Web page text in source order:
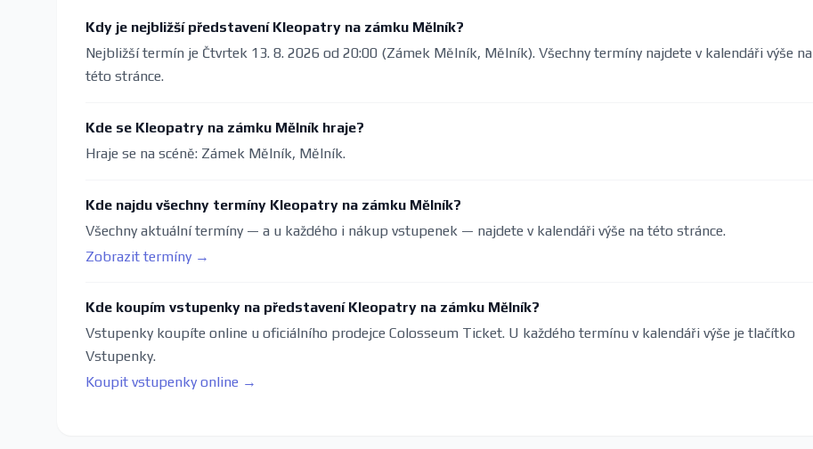
Kdy je nejbližší představení Kleopatry na zámku Mělník?
Nejbližší termín je Čtvrtek 13. 8. 2026 od 20:00 (Zámek Mělník, Mělník). Všechny termíny najdete v kalendáři výše na
této stránce.
Kde se Kleopatry na zámku Mělník hraje?
Hraje se na scéně: Zámek Mělník, Mělník.
Kde najdu všechny termíny Kleopatry na zámku Mělník?
Všechny aktuální termíny — a u každého i nákup vstupenek — najdete v kalendáři výše na této stránce.
Zobrazit termíny →
Kde koupím vstupenky na představení Kleopatry na zámku Mělník?
Vstupenky koupíte online u oficiálního prodejce Colosseum Ticket. U každého termínu v kalendáři výše je tlačítko
Vstupenky.
Koupit vstupenky online →